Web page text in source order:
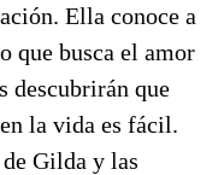
Ella conoce a
que busca el amor
descubrirán que
la vida es fácil.
Gilda y las